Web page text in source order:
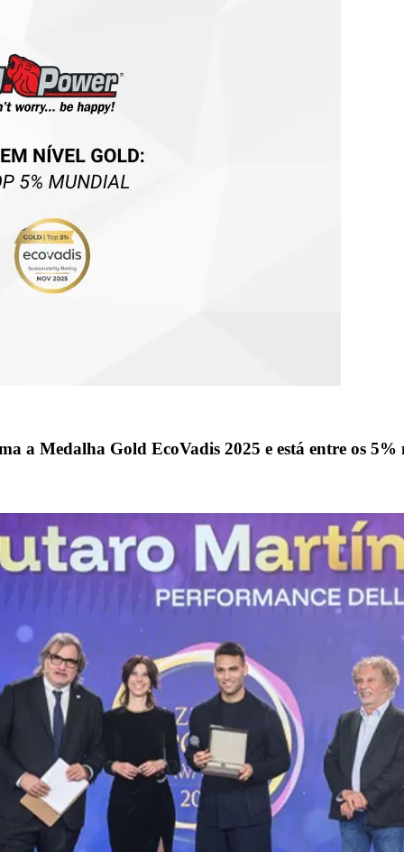
a Medalha Gold EcoVadis 2025 e está entre os 5%